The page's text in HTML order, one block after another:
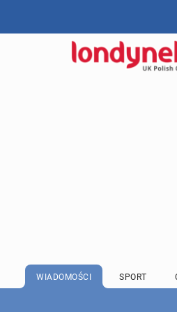
WIADOMOŚCI SPORT